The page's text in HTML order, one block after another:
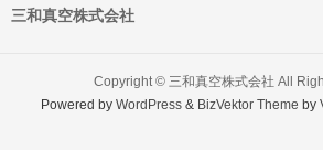
三和真空株式会社
Copyright © 三和真空株式会社 All
Powered byWordPress & BizVektor Theme by